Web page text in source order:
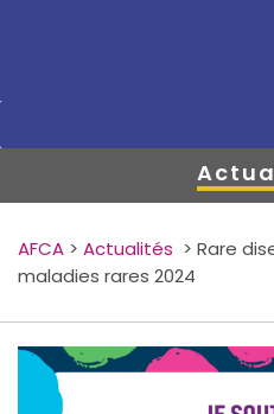
AFCA > Actualités > Rare
maladies rares 2024